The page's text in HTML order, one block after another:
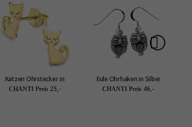
Katzen Ohrstecker in
vergoldetem Silber
CHANTI Preis 25,-
Eule Ohrhaken in Silber
CHANTI Preis 46,-